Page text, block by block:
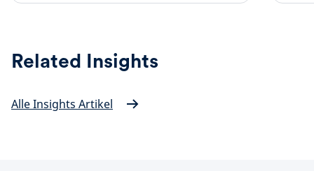
Related Insights
Alle Insights Artikel